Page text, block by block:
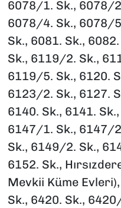
6078/1. Sk., 6078/
6078/4. Sk., 6078/
Sk., 6081. Sk.,
Sk., 6119/2. Sk.,
6119/5. Sk., 6120.
6123/2. Sk., 6127.
6140. Sk., 6141.
6147/1. Sk., 6147/
Sk., 6149/2. Sk.,
6152. Sk.,
Mevkii Küme
Sk., 6420. Sk.,